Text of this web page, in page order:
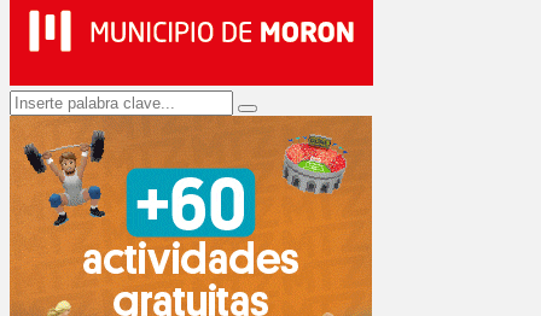
Search
for:
Search